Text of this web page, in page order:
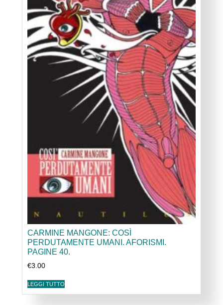
CARMINE MANGONE: COSÌ
PERDUTAMENTE UMANI. AFORISMI.
PAGINE 40.
€3.00
LEGGI TUTTO